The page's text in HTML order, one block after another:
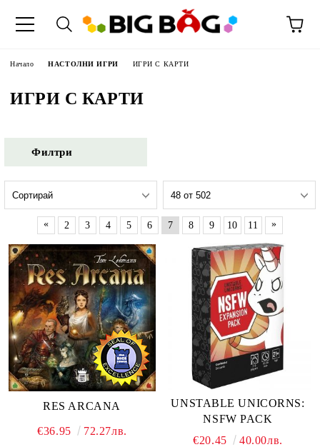
Начало НАСТОЛНИ ИГРИ ИГРИ С КАРТИ
ИГРИ С КАРТИ
Филтри
« 2 3 4 5 6 7 8 9 10 11 »
RES ARCANA
€36.95 72.27лв.
UNSTABLE UNICORNS:
NSFW PACK
€20.45
40.00лв.